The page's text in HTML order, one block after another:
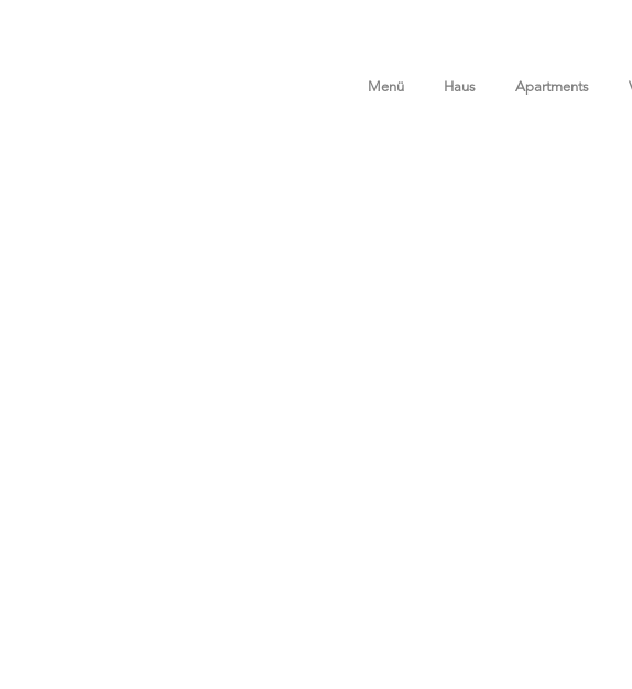
Menü Haus Apartments